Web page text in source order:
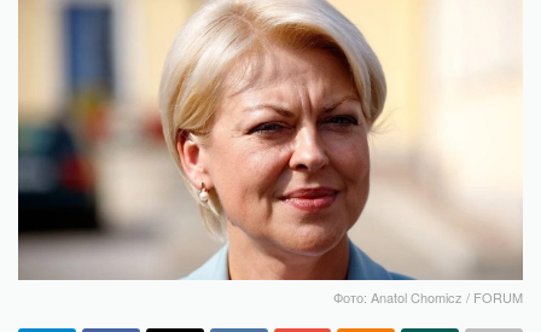
Фото: Anatol Chomicz / FORUM